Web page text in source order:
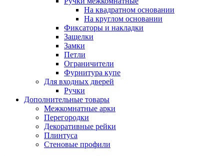
На квадратном основании
На круглом основании
Фиксаторы и накладки
Защелки
Замки
Петли
Ограничители
Фурнитура купе
Для входных дверей
Ручки
Дополнительные товары
Межкомнатные арки
Перегородки
Декоративные рейки
Плинтуса
Стеновые профили